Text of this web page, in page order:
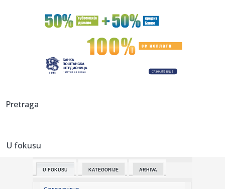
16:01:Ako vam je promakla „qipao” haljina iz Zare, pronašli smo
Drama u Parizu: Starija žena ušetala u crkvu sa bombama
15:58:Raspored sahrana za ponedeljak, 10. avgust
krenuo svim ...
15:54:
15:49:
Brnabić: "Palo priznanje blokadera – kad pobede dovode
Pretraga
U fokusu
U FOKUSU KATEGORIJE ARHIVA